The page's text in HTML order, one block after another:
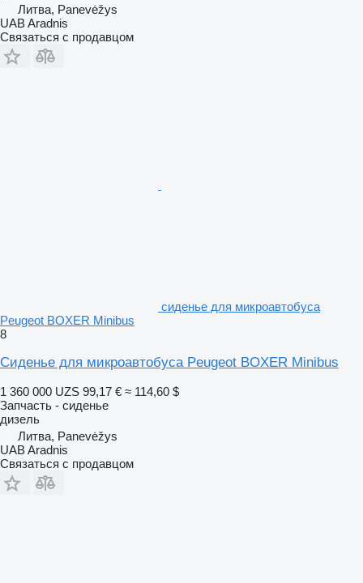
Литва, Panevėžys
UAB Aradnis
Связаться с продавцом
сиденье для микроавтобуса
Peugeot BOXER Minibus
8
Сиденье для микроавтобуса Peugeot BOXER Minibus
1 360 000 UZS 99,17 € ≈ 114,60 $
Запчасть - сиденье
дизель
Литва, Panevėžys
UAB Aradnis
Связаться с продавцом